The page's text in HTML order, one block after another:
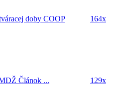
doby COOP
164x
Článok ... 129x